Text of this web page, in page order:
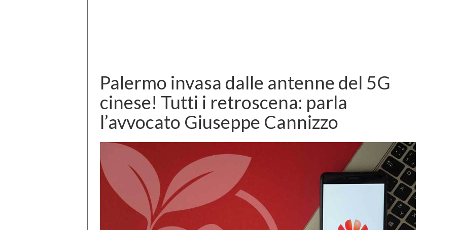
Palermo invasa dalle antenne del 5G
cinese! Tutti i retroscena: parla
l’avvocato Giuseppe Cannizzo